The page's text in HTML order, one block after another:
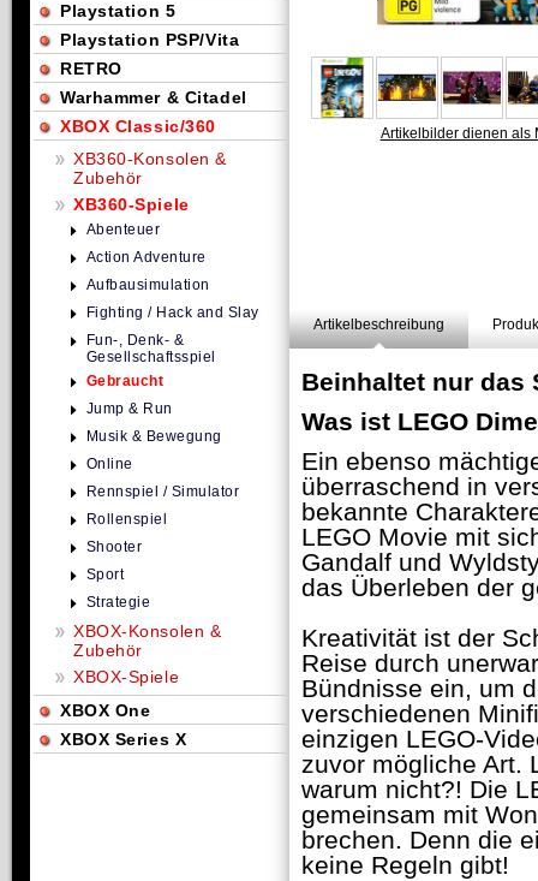
Artikelbilder dienen als
Artikelbeschreibung
Beinhaltet nur das
Was ist LEGO
Ein ebenso
überraschend in
bekannte
LEGO Movie mit
Gandalf und
das Überleben der
Kreativität ist der
Reise durch
Bündnisse ein, um
verschiedenen
einzigen LEGO-
zuvor mögliche Art.
warum nicht?! Die
gemeinsam mit
brechen. Denn die
keine Regeln gibt!
Playstation 5
Playstation PSP/Vita
RETRO
Warhammer & Citadel
XBOX Classic/360
XB360-Konsolen &
Zubehör
XB360-Spiele
Abenteuer
Action Adventure
Aufbausimulation
Fighting / Hack and Slay
Fun-, Denk- &
Gesellschaftsspiel
Gebraucht
Jump & Run
Musik & Bewegung
Online
Rennspiel / Simulator
Rollenspiel
Shooter
Sport
Strategie
XBOX-Konsolen &
Zubehör
XBOX-Spiele
XBOX One
XBOX Series X